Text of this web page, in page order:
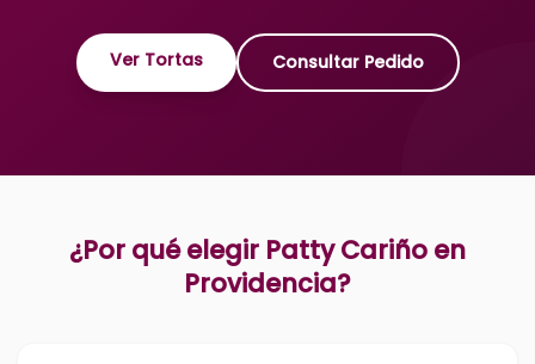
Ver Tortas Consultar Pedido
¿Por qué elegir Patty Cariño en
Providencia?